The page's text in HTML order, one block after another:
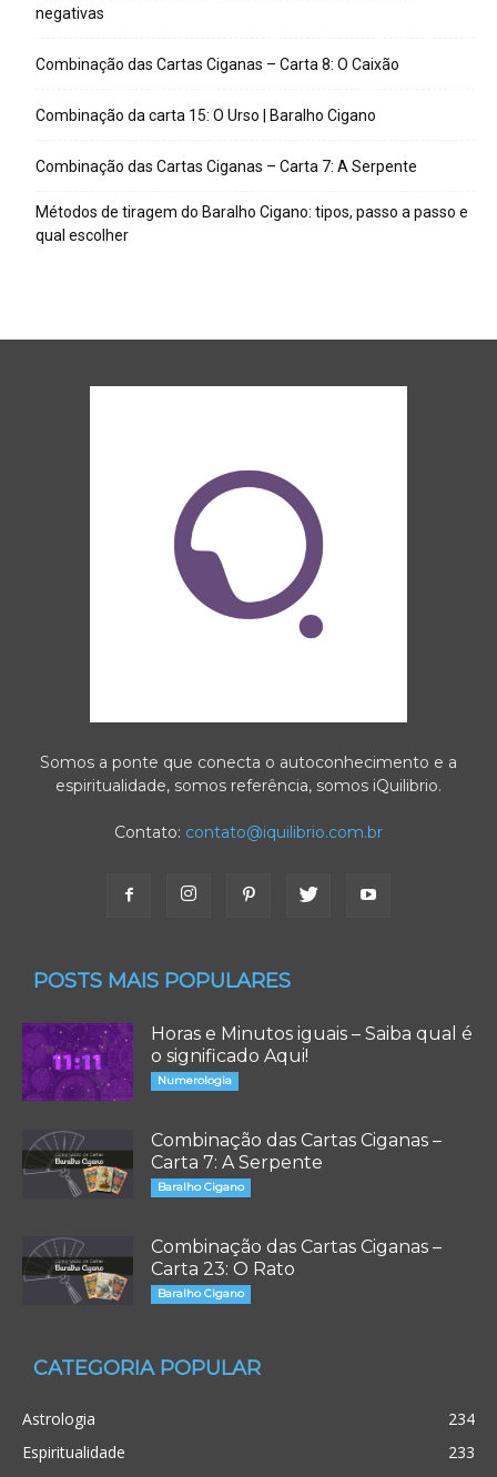
negativas
Combinação das Cartas Ciganas – Carta 8: O Caixão
Combinação da carta 15: O Urso | Baralho Cigano
Combinação das Cartas Ciganas – Carta 7: A Serpente
Métodos de tiragem do Baralho Cigano: tipos, passo a passo e
qual escolher
Somos a ponte que conecta o autoconhecimento e a
espiritualidade, somos referência, somos iQuilibrio.
Contato: contato@iquilibrio.com.br
POSTS MAIS POPULARES
Horas e Minutos iguais – Saiba qual é
o significado Aqui!
Numerologia
Combinação das Cartas Ciganas –
Carta 7: A Serpente
Baralho Cigano
Combinação das Cartas Ciganas –
Carta 23: O Rato
Baralho Cigano
CATEGORIA POPULAR
Astrologia
234
Espiritualidade
233